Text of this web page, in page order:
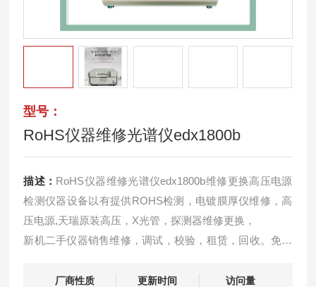
型号：
RoHS仪器维修光谱仪edx1800b
描述： RoHS仪器维修光谱仪edx1800b维修更换高压电源
检测仪器设备以有提供ROHS检测，电镀膜厚仪维修，高
压电源,天瑞原装高压，X光管，探测器维修更换，
新机二手仪器销售维修，调试，校验，租赁，回收。免费
租赁环保测试仪器，可根据客户需要选择相应的日期租
厂商性质
更新时间
访问量